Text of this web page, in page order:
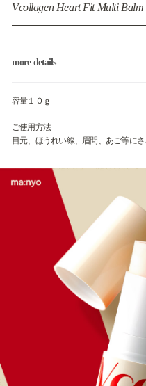
Vcollagen Heart Fit Multi Balm
more details
容量１０ｇ
ご使用方法
目元、ほうれい線、眉間、あご等に